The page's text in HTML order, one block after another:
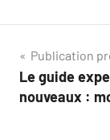
de
Publication
Le guide
nouveaux :